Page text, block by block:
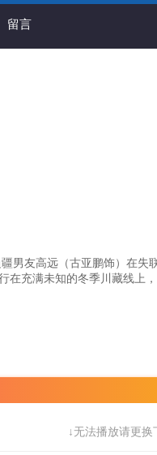
留言
男友高远（古亚鹏饰）在失
在充满未知的冬季川藏线上
↓无法播放请更换